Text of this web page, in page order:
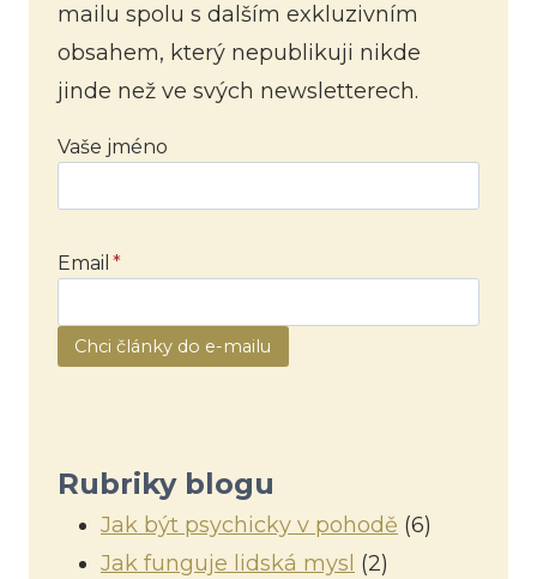
mailu spolu s dalším exkluzivním
obsahem, který nepublikuji nikde
jinde než ve svých newsletterech.
Vaše jméno
Email *
Chci články do e-mailu
Rubriky blogu
Jak být psychicky v pohodě (6)
Jak funguje lidská mysl (2)